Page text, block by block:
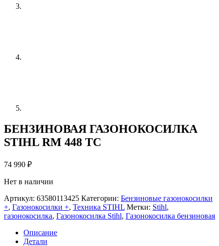
БЕНЗИНОВАЯ ГАЗОНОКОСИЛКА
STIHL RM 448 TC
74 990 ₽
Нет в наличии
Артикул: 63580113425 Категории: Бензиновые газонокосилки
+, Газонокосилки +, Техника STIHL Метки: Stihl,
газонокосилка, Газонокосилка Stihl, Газонокосилка бензиновая
Описание
Детали